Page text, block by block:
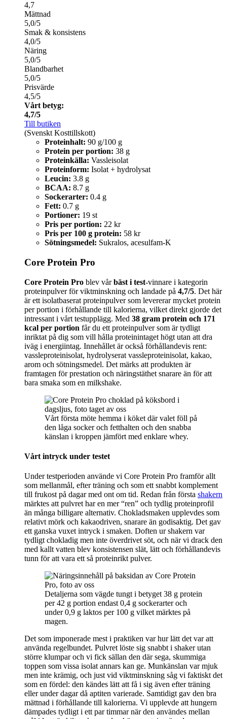
4,7
Mättnad
5,0/5
Smak & konsistens
4,0/5
Näring
5,0/5
Blandbarhet
5,0/5
Prisvärde
4,5/5
Vårt betyg:
4,7/5
Till butiken
(Svenskt Kosttillskott)
Proteinhalt: 90 g/100 g
Protein per portion: 38 g
Proteinkälla: Vassleisolat
Proteinform: Isolat + hydrolysat
Leucin: 3.8 g
BCAA: 8.7 g
Sockerarter: 0.4 g
Fett: 0.7 g
Portioner: 19 st
Pris per portion: 22 kr
Pris per 100 g protein: 58 kr
Sötningsmedel: Sukralos, acesulfam-K
Core Protein Pro
Core Protein Pro blev vårbäst i test-vinnare i kategorin
proteinpulver för viktminskning och landade på 4,7/5. Det här
är ett isolatbaserat proteinpulver som levererar mycket protein
per portion i förhållande till kalorierna, vilket direkt gjorde det
intressant i vårt testupplägg. Med 38 gram protein och 171
kcal per portion får du ett proteinpulver som är tydligt
inriktat på dig som vill hålla proteinintaget högt utan att dra
iväg i energiintag. Innehållet är också förhållandevis rent:
vassleproteinisolat, hydrolyserat vassleproteinisolat, kakao,
arom och sötningsmedel. Det märks att produkten är
framtagen för prestation och näringstäthet snarare än för att
bara smaka som en milkshake.
Vårt första möte hemma i köket där valet föll på
den låga socker och fetthalten och den snabba
känslan i kroppen jämfört med enklare whey.
Vårt intryck under testet
Under testperioden använde vi Core Protein Pro framför allt
som mellanmål, efter träning och som ett snabbt komplement
till frukost på dagar med ont om tid. Redan från första shakern
märktes att pulvret har en mer “ren” och tydlig proteinprofil
än många billigare alternativ. Chokladsmaken upplevdes som
relativt mörk och kakaodriven, snarare än godisaktig. Det gav
ett ganska vuxet intryck i smaken. Doften ur shakern var
tydligt chokladig men inte överdrivet söt, och när vi drack den
med kallt vatten blev konsistensen slät, lätt och förhållandevis
tunn för att vara ett så proteinrikt pulver.
Detaljerna som vägde tungt i betyget 38 g protein
per 42 g portion endast 0,4 g sockerarter och
under 0,9 g laktos per 100 g vilket märktes på
magen.
Det som imponerade mest i praktiken var hur lätt det var att
använda regelbundet. Pulvret löste sig snabbt i shaker utan
större klumpar och vi fick sällan den där sega, skummiga
toppen som vissa isolat annars kan ge. Munkänslan var mjuk
men inte krämig, och just vid viktminskning såg vi faktiskt det
som en fördel: den kändes lätt att få i sig även efter träning
eller under dagar då aptiten varierade. Samtidigt gav den bra
mättnad i förhållande till kalorierna. Vi upplevde att hungern
dämpades tydligt i ett par timmar när den användes mellan